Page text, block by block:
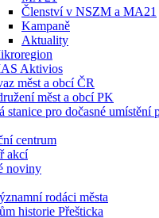
Členství v NSZM a MA21
Kampaně
Aktuality
Aktivios
měst a obcí ČR
měst a obcí PK
stanice pro dočasné umístění
centrum
akcí
noviny
rodáci města
historie Přešticka